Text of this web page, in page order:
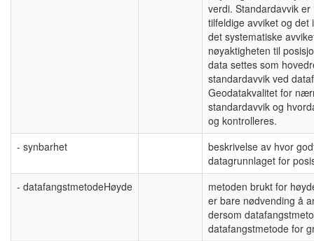
verdi. Standardavvik
tilfeldige avviket og
det systematiske
nøyaktigheten til
data settes som
standardavvik ved
Geodatakvalitet for
standardavvik og
og kontrolleres.
- synbarhet
beskrivelse av hvor
datagrunnlaget for
- datafangstmetodeHøyde
metoden brukt for
er bare nødvending å
dersom
datafangstmetode for